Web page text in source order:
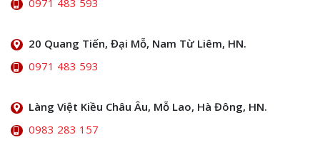
0971 483 593
20 Quang Tiến, Đại Mỗ, Nam Từ Liêm, HN.
0971 483 593
Làng Việt Kiều Châu Âu, Mỗ Lao, Hà Đông, HN.
0983 283 157